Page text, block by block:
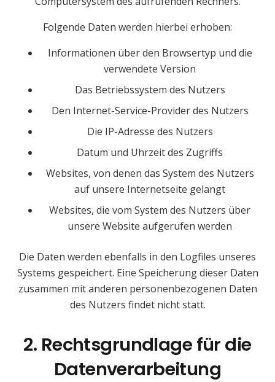
Folgende Daten werden hierbei erhoben:
Informationen über den Browsertyp und die
verwendete Version
Das Betriebssystem des Nutzers
Den Internet-Service-Provider des Nutzers
Die IP-Adresse des Nutzers
Datum und Uhrzeit des Zugriffs
Websites, von denen das System des Nutzers
auf unsere Internetseite gelangt
Websites, die vom System des Nutzers über
unsere Website aufgerufen werden
Die Daten werden ebenfalls in den Logfiles unseres
Systems gespeichert. Eine Speicherung dieser Daten
zusammen mit anderen personenbezogenen Daten
des Nutzers findet nicht statt.
2. Rechtsgrundlage für die
Datenverarbeitung